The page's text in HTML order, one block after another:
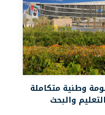
وطنية متكاملة
والبحث